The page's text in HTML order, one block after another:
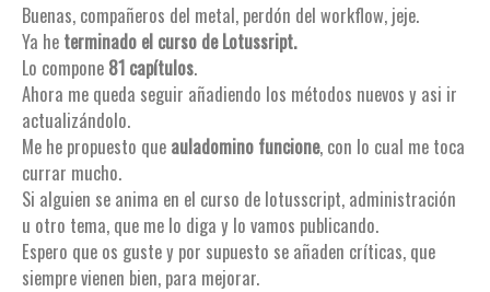
Buenas, compañeros del metal, perdón del workflow, jeje.
Ya he terminado el curso de Lotussript.
Lo compone 81 capítulos.
Ahora me queda seguir añadiendo los métodos nuevos y asi ir
actualizándolo.
Me he propuesto que auladomino funcione, con lo cual me toca
currar mucho.
Si alguien se anima en el curso de lotusscript, administración
u otro tema, que me lo diga y lo vamos publicando.
Espero que os guste y por supuesto se añaden críticas, que
siempre vienen bien, para mejorar.